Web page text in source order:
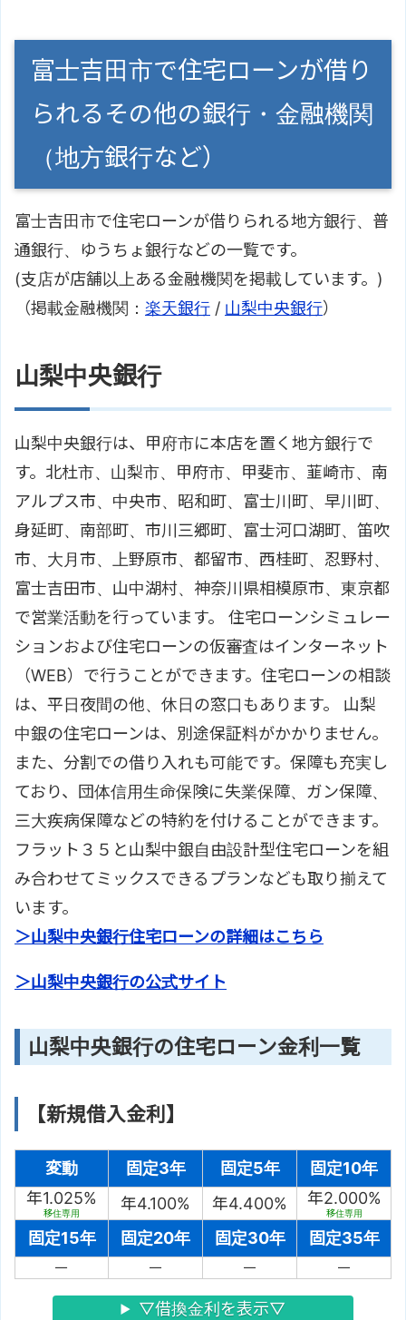
富士吉田市で住宅ローンが借り
られるその他の銀行・金融機関
（地方銀行など）
富士吉田市で住宅ローンが借りられる地方銀行、普
通銀行、ゆうちょ銀行などの一覧です。
(支店が店舗以上ある金融機関を掲載しています。)
（掲載金融機関： 楽天銀行 / 山梨中央銀行）
山梨中央銀行
山梨中央銀行は、甲府市に本店を置く地方銀行で
す。北杜市、山梨市、甲府市、甲斐市、韮崎市、南
アルプス市、中央市、昭和町、富士川町、早川町、
身延町、南部町、市川三郷町、富士河口湖町、笛吹
市、大月市、上野原市、都留市、西桂町、忍野村、
富士吉田市、山中湖村、神奈川県相模原市、東京都
で営業活動を行っています。 住宅ローンシミュレー
ションおよび住宅ローンの仮審査はインターネット
（WEB）で行うことができます。住宅ローンの相談
は、平日夜間の他、休日の窓口もあります。 山梨
中銀の住宅ローンは、別途保証料がかかりません。
また、分割での借り入れも可能です。保障も充実し
ており、団体信用生命保険に失業保障、ガン保障、
三大疾病保障などの特約を付けることができます。
フラット３５と山梨中銀自由設計型住宅ローンを組
み合わせてミックスできるプランなども取り揃えて
います。
＞山梨中央銀行住宅ローンの詳細はこちら
＞山梨中央銀行の公式サイト
山梨中央銀行の住宅ローン金利一覧
【新規借入金利】
変動 固定3年 固定5年
固定10年
年1.025%
移住専用 年4.100% 年4.400% 年2.000%
移住専用
固定15年 固定20年 固定30年
固定35年
－
－ － －
▽借換金利を表示▽